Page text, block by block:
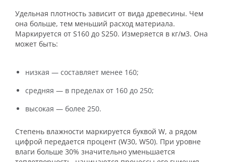
Удельная плотность зависит от вида древесины. Чем
она больше, тем меньший расход материала.
Маркируется от S160 до S250. Измеряется в кг/м3. Она
может быть:
низкая — составляет менее 160;
средняя — в пределах от 160 до 250;
высокая — более 250.
Степень влажности маркируется буквой W, а рядом
цифрой передается процент (W30, W50). При уровне
влаги больше 30% значительно уменьшается